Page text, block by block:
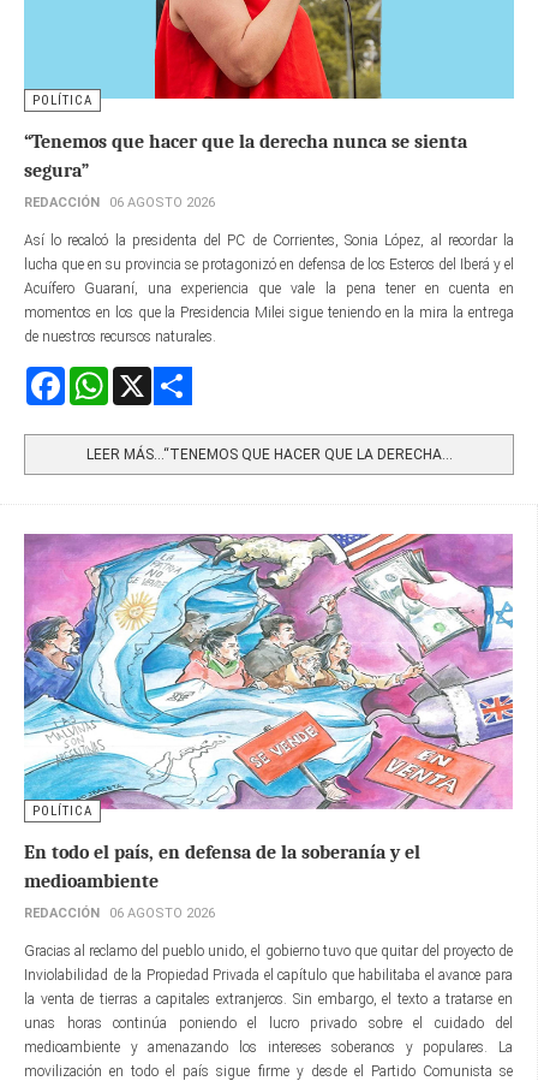
POLÍTICA
“Tenemos que hacer que la derecha nunca se sienta
segura”
REDACCIÓN 06 AGOSTO 2026
Así lo recalcó la presidenta del PC de Corrientes, Sonia López, al recordar la
lucha que en su provincia se protagonizó en defensa de los Esteros del Iberá y el
Acuífero Guaraní, una experiencia que vale la pena tener en cuenta en
momentos en los que la Presidencia Milei sigue teniendo en la mira la entrega
de nuestros recursos naturales.
FacebookWhatsApp
LEER MÁS…“TENEMOS QUE HACER QUE LA DERECHA...
POLÍTICA
En todo el país, en defensa de la soberanía y el
medioambiente
REDACCIÓN 06 AGOSTO 2026
Gracias al reclamo del pueblo unido, el gobierno tuvo que quitar del proyecto de
Inviolabilidad de la Propiedad Privada el capítulo que habilitaba el avance para
la venta de tierras a capitales extranjeros. Sin embargo, el texto a tratarse en
unas horas continúa poniendo el lucro privado sobre el cuidado del
medioambiente y amenazando los intereses soberanos y populares. La
movilización en todo el país sigue firme y desde el Partido Comunista se